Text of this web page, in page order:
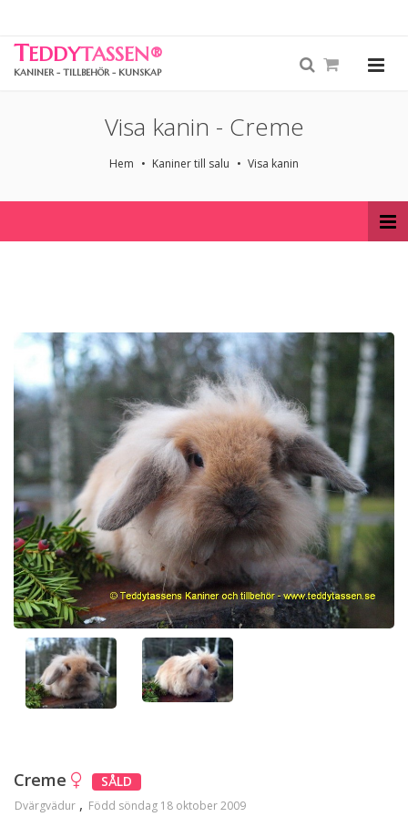
TEDDYTASSEN®
KANINER - TILLBEHÖR - KUNSKAP
Visa kanin - Creme
Hem Kaniner till salu Visa kanin
Creme SÅLD
Dvärgvädur Född söndag 18 oktober 2009